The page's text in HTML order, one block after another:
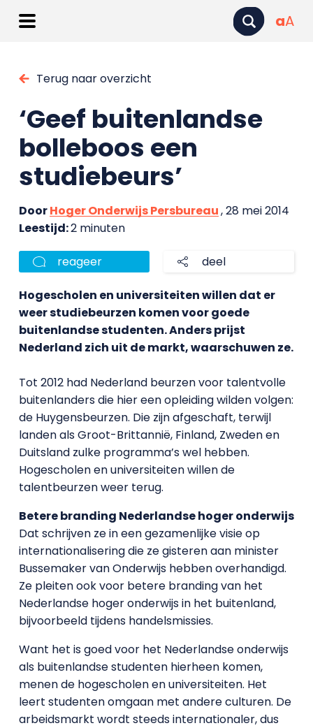
aA
Terug naar overzicht
‘Geef buitenlandse
bolleboos een
studiebeurs’
DoorHoger Onderwijs Persbureau, 28 mei 2014
Leestijd:2 minuten
reageer deel
Hogescholen en universiteiten willen dat er
weer studiebeurzen komen voor goede
buitenlandse studenten. Anders prijst
Nederland zich uit de markt, waarschuwen ze.
Tot 2012 had Nederland beurzen voor talentvolle
buitenlanders die hier een opleiding wilden volgen:
de Huygensbeurzen. Die zijn afgeschaft, terwijl
landen als Groot-Brittannië, Finland, Zweden en
Duitsland zulke programma’s wel hebben.
Hogescholen en universiteiten willen de
talentbeurzen weer terug.
Betere branding Nederlandse hoger onderwijs
Dat schrijven ze in een gezamenlijke visie op
internationalisering die ze gisteren aan minister
Bussemaker van Onderwijs hebben overhandigd.
Ze pleiten ook voor betere branding van het
Nederlandse hoger onderwijs in het buitenland,
bijvoorbeeld tijdens handelsmissies.
Want het is goed voor het Nederlandse onderwijs
als buitenlandse studenten hierheen komen,
menen de hogescholen en universiteiten. Het
leert studenten omgaan met andere culturen. De
arbeidsmarkt wordt steeds internationaler, dus